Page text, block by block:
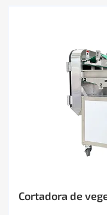
Cortadora de